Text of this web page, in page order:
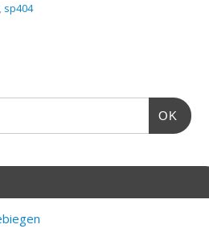
, sp404
OK